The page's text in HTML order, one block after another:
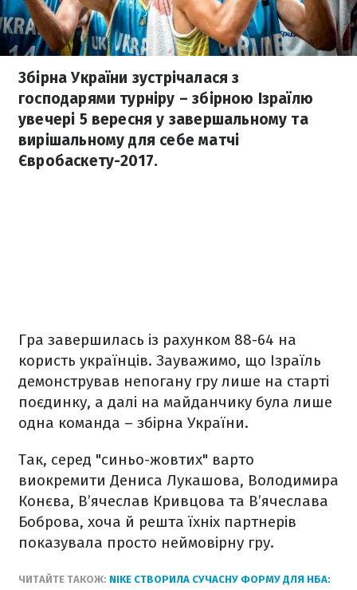
Збірна України зустрічалася з
господарями турніру – збірною Ізраїлю
увечері 5 вересня у завершальному та
вирішальному для себе матчі
Євробаскету-2017.
Гра завершилась із рахунком 88-64 на
користь українців. Зауважимо, що Ізраїль
демонстрував непогану гру лише на старті
поєдинку, а далі на майданчику була лише
одна команда – збірна України.
Так, серед "синьо-жовтих" варто
виокремити Дениса Лукашова, Володимира
Конєва, В’ячеслав Кривцова та В’ячеслава
Боброва, хоча й решта їхніх партнерів
показувала просто неймовірну гру.
ЧИТАЙТЕ ТАКОЖ: NIKE СТВОРИЛА СУЧАСНУ ФОРМУ ДЛЯ НБА: